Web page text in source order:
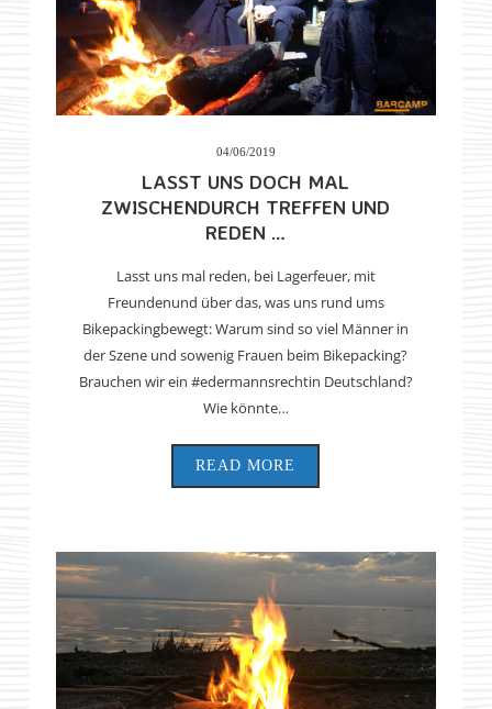
04/06/2019
LASST UNS DOCH MAL
ZWISCHENDURCH TREFFEN UND
REDEN …
Lasst uns mal reden, bei Lagerfeuer, mit
Freundenund über das, was uns rund ums
Bikepackingbewegt: Warum sind so viel Männer in
der Szene und sowenig Frauen beim Bikepacking?
Brauchen wir ein #edermannsrechtin Deutschland?
Wie könnte…
READ MORE